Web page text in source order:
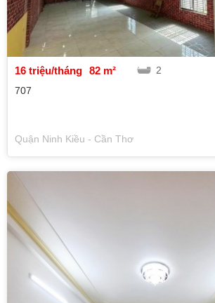
16 triệu/tháng 82 m²
2
707
Quận Ninh Kiều - Cần Thơ